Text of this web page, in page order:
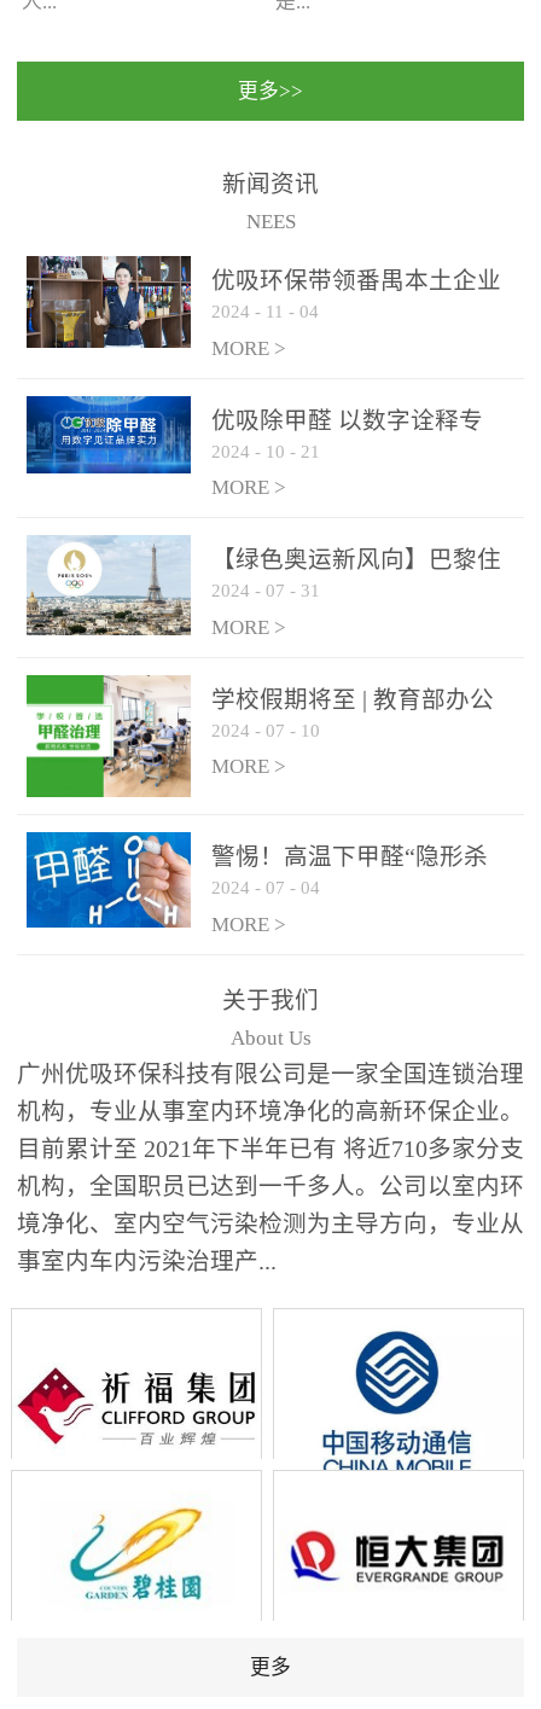
全国600家网点分支机构。
民法院室内除甲醛空气治
保施工日期：2020年1月珠
国家通过设在对外开放口
（及各出入境边防检查
更多>>
新闻资讯
NEES
优吸环保带领番禺本​土企业
勇敢破局向“新”
2024 - 11 - 04
MORE >
优吸除甲醛 以数字诠释专
业，尽显除醛品牌实力！
2024 - 10 - 21
MORE >
【绿色奥运新风向】巴黎住
宿风波：优吸环保共建健康
绿色家居
2024 - 07 - 31
MORE >
学校假期将至 | 教育部办公
厅关于加强学校新建校舍室
内空气质量管理通知
2024 - 07 - 10
MORE >
警惕！高温下甲醛“隐形杀
手”来袭，你的家安全吗？
2024 - 07 - 04
MORE >
关于我们
About Us
广州优吸环保科技有限公司是一家全国连锁治理
机构，专业从事室内环境净化的高新环保企业。
目前累计至 2021年下半年已有 将近710多家分支
机构，全国职员已达到一千多人。公司以室内环
境净化、室内空气污染检测为主导方向，专业从
事室内车内污染治理产...
更多